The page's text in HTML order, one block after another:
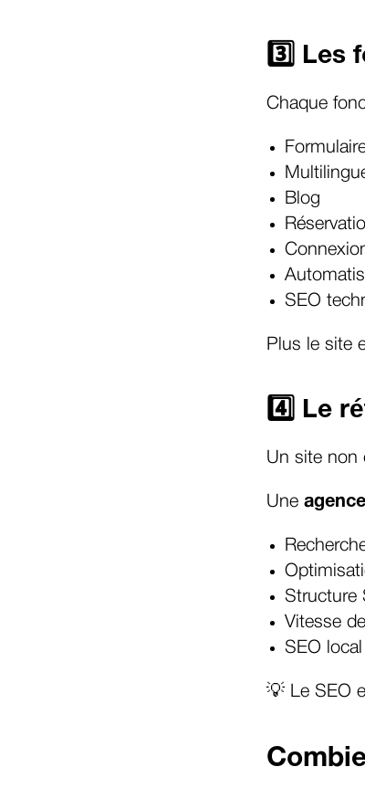
3️⃣ Les
Chaque
Blog
SEO
Plus le site
4️⃣ Le
Un site non
Une
Structure
Vitesse
SEO
💡 Le SEO